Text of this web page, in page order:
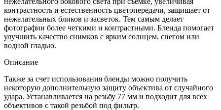
контрастность и естественность цветопередачи, защищает от
нежелательных бликов и засветок. Тем самым делает
фотографии более четкими и контрастными. Бленда помогает
улучшить качество снимков с ярким солнцем, снегом или
водной гладью.
Описание
Также за счет использования бленды можно получить
некоторую дополнительную защиту объектива от случайного
удара. Устанавливается на резьбу 77 мм и подходит для всех
объективов с такой резьбой под фильтр.